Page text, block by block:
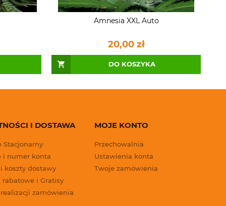
Amnesia XXL Auto
20,00 zł
DO KOSZYKA
I DOSTAWA
Stacjonarny
i numer konta
i koszty dostawy
rabatowe i Gratisy
realizacji zamówienia
MOJE KONTO
Przechowalnia
Ustawienia konta
Twoje zamówienia